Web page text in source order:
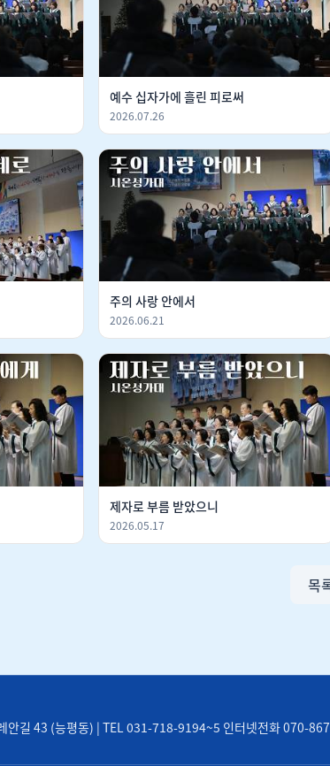
예수 십자가에 흘린 피로써
2026.07.26
주의 사랑 안에서
2026.06.21
제자로 부름 받았으니
2026.05.17
목
안길 43 (능평동) | TEL 031-718-9194~5 인터넷전화 070-